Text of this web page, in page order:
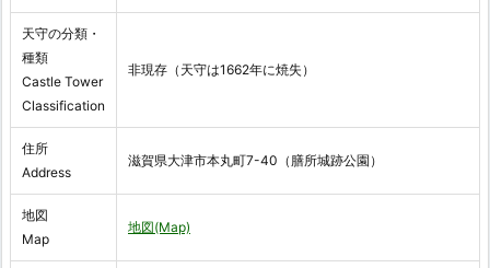
天守の分類・
種類
Castle Tower
Classification
非現存（天守は1662年に焼失）
住所
Address
滋賀県大津市本丸町7-40（膳所城跡公園）
地図
Map
地図(Map)